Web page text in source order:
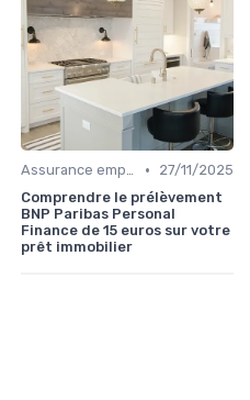
Assurance emprunteur •
27/11/2025
Comprendre le prélèvement
BNP Paribas Personal
Finance de 15 euros sur votre
prêt immobilier